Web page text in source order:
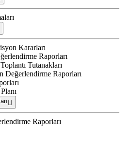
Kararları
Raporları
Tutanakları
Değerlendirme Raporları
Raporları